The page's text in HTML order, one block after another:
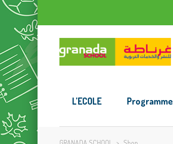
L’ECOLE Programme